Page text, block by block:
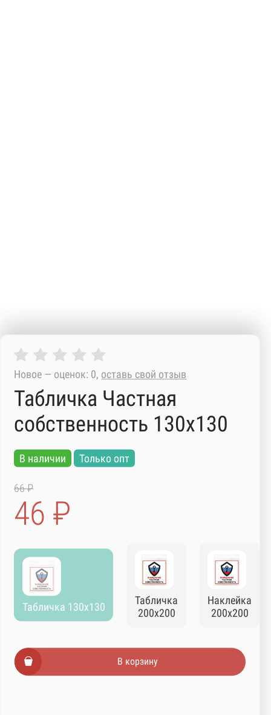
Новое — оценок: 0, оставь свой отзыв
Табличка Частная
собственность 130х130
В наличии Только опт
66 ₽
46 ₽
Табличка 130х130
Табличка
200х200
Наклейка
200х200
В корзину